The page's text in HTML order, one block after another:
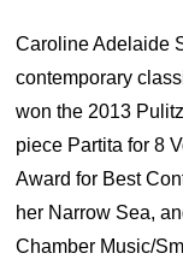
Caroline Adelaide
contemporary
won the 2013
piece Partita for 8
Award for Best
her Narrow Sea,
Chamber Music/